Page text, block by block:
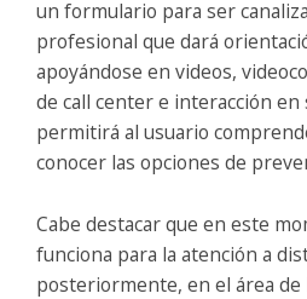
un formulario para ser
profesional que dará
apoyándose en videos,
de call center e interacción en
permitirá al usuario
conocer las opciones de
Cabe destacar que en este
funciona para la atención a
posteriormente, en el área de